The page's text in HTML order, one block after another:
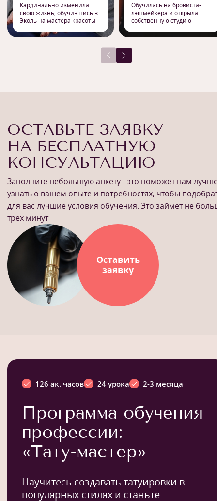
Кардинально изменила
свою жизнь, обучившись в
Эколь на мастера красоты
Обучилась на бровиста-
лэшмейкера и открыла
собственную студию
ОСТАВЬТЕ ЗАЯВКУ
НА БЕСПЛАТНУЮ
КОНСУЛЬТАЦИЮ
Заполните небольшую анкету - это поможет нам
узнать о вашем опыте и потребностях, чтобы
для вас лучшие условия обучения. Это займет не
трех минут
Оставить
заявку
126 ак. часов 24 урока 2-3 месяца
Программа обучения
профессии:
«Тату-мастер»
Научитесь создавать татуировки в
популярных стилях и станьте